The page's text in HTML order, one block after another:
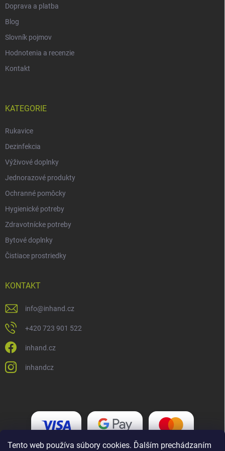
Tento web používa súbory cookies. Ďalším prechádzaním
Doprava a platba
Blog
Slovník pojmov
Hodnotenia a recenzie
Kontakt
KATEGORIE
Rukavice
Dezinfekcia
Výživové doplnky
Jednorazové produkty
Ochranné pomôcky
Hygienické potreby
Zdravotnícke potreby
Bytové doplnky
Čistiace prostriedky
KONTAKT
info@inhand.cz
+420 723 901 522
inhand.cz
inhandcz